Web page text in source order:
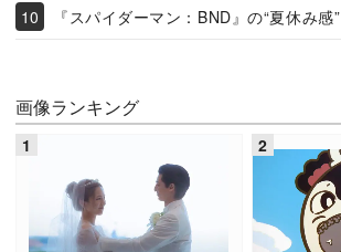
『スパイダーマン：BND』の“夏休み感”
画像ランキング